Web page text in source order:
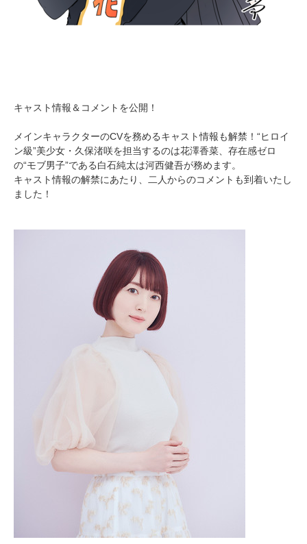
キャスト情報＆コメントを公開！
メインキャラクターのCVを務めるキャスト情報も解禁！“ヒロイ
ン級”美少女・久保渚咲を担当するのは花澤香菜、存在感ゼロ
の“モブ男子”である白石純太は河西健吾が務めます。
キャスト情報の解禁にあたり、二人からのコメントも到着いたし
ました！